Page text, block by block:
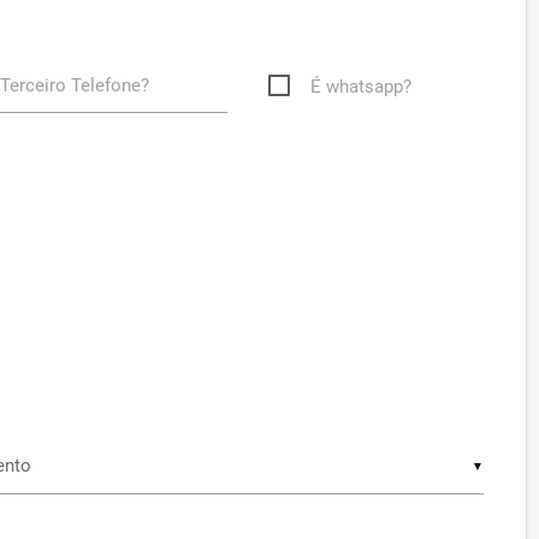
Terceiro Telefone? É whatsapp?
▼